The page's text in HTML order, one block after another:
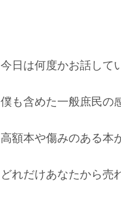
今日は何度かお話して
僕も含めた一般庶民の
高額本や傷みのある本
どれだけあなたから売